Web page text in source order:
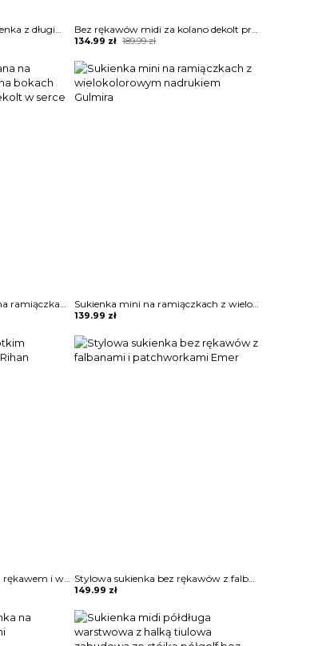
Solidna marszczona sukienka z długim rękawem i wysokim rozcięciem Angelyn Bez rękawów midi za kolano dekolt prosty geometryczny wzór obcisła do pracy na wieczór elegancka sukienka Cerine
189.99zł
Original
was:
189.99 zł.
134.99 zł
Current
is:
134.99 zł.
Sukienka mini wiązana na ramiączkach wiązana na bokach lekko obcisła letnia dekolt w serce Borka Sukienka mini na ramiączkach z wielokolorowym nadrukiem Gulmira
139.99 zł
Sukienka maxi z krótkim rękawem i wycięciem Rihan Stylowa sukienka bez rękawów z falbanami i patchworkami Emer
149.99 zł